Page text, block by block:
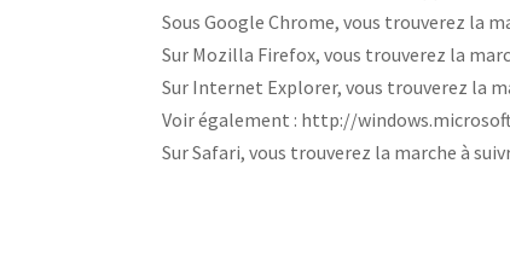
Sous Google Chrome, vous trouverez la
Sur Mozilla Firefox, vous trouverez la
Sur Internet Explorer, vous trouverez la
Voir également : http://
Sur Safari, vous trouverez la marche à